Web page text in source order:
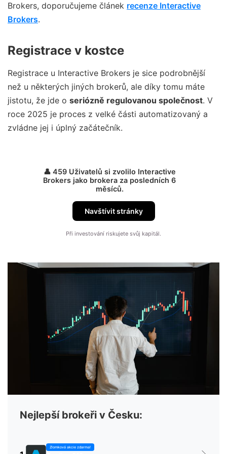
Brokers, doporučujeme článek recenze Interactive
Brokers.
Registrace v kostce
Registrace u Interactive Brokers je sice podrobnější
než u některých jiných brokerů, ale díky tomu máte
jistotu, že jde o seriózně regulovanou společnost. V
roce 2025 je proces z velké části automatizovaný a
zvládne jej i úplný začátečník.
👤 459 Uživatelů si zvolilo Interactive
Brokers jako brokera za posledních 6
měsíců.
Navštívit stránky
Při investování riskujete svůj kapitál.
Nejlepší brokeři v Česku:
Zlomková akcie zdarma!